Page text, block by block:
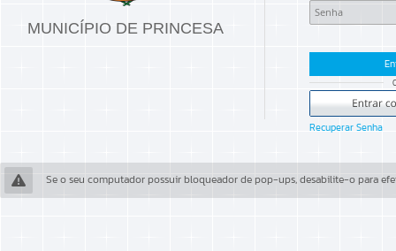
MUNICÍPIO DE PRINCESA
Recuperar Senha
Se o seu computador possuir bloqueador de pop-ups, desabilite-o para